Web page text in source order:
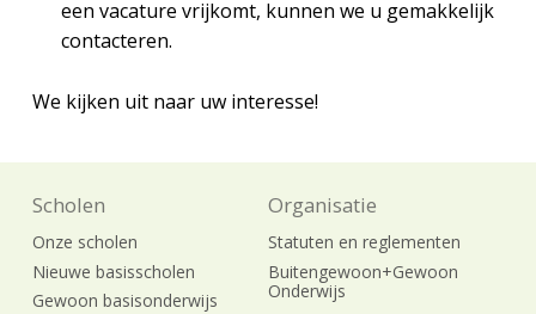
een vacature vrijkomt, kunnen we u gemakkelijk
contacteren.
We kijken uit naar uw interesse!
Scholen
Onze scholen
Nieuwe basisscholen
Gewoon basisonderwijs
Organisatie
Statuten en reglementen
Buitengewoon+Gewoon
Onderwijs